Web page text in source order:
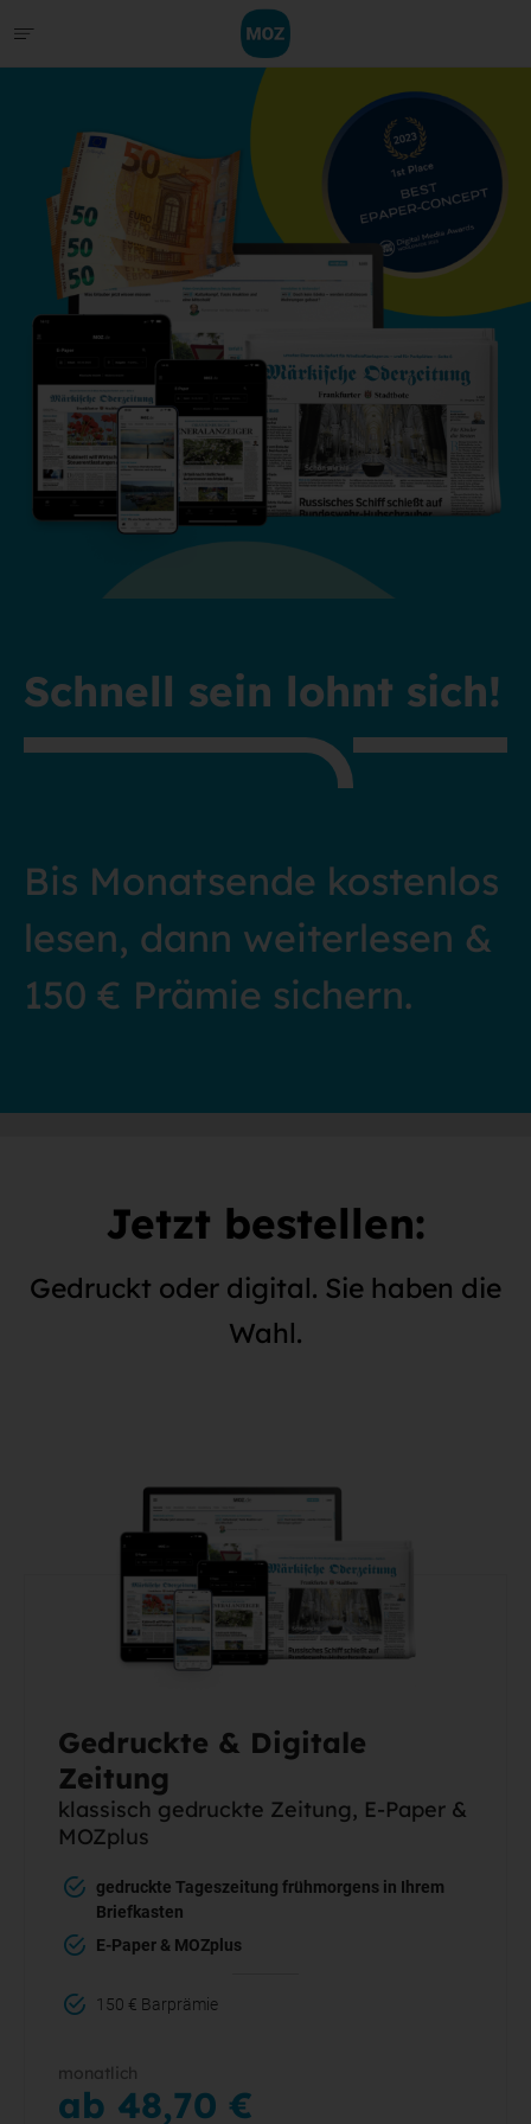
Schnell sein lohnt sich!
Bis Monatsende kostenlos
lesen, dann weiterlesen &
150 € Prämie sichern.
Jetzt bestellen:
Gedruckt oder digital. Sie haben die
Wahl.
Gedruckte & Digitale
Zeitung
klassisch gedruckte Zeitung, E-Paper &
MOZplus
gedruckte Tageszeitung frühmorgens in Ihrem
Briefkasten
E-Paper & MOZplus
150 € Barprämie
monatlich
ab 48,70 €